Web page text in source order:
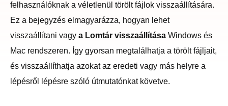
felhasználóknak a véletlenül törölt fájlok visszaállítására.
Ez a bejegyzés elmagyarázza, hogyan lehet
visszaállítani vagy a Lomtár visszaállítása Windows és
Mac rendszeren. Így gyorsan megtalálhatja a törölt fájljait,
és visszaállíthatja azokat az eredeti vagy más helyre a
lépésről lépésre szóló útmutatónkat követve.